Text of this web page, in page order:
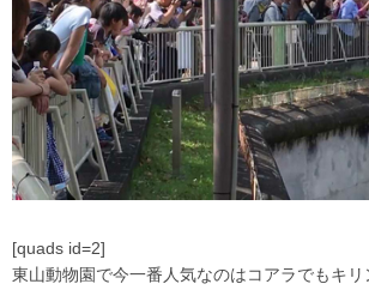
[quads id=2]
東山動物園で今一番人気なのはコアラでもキリ